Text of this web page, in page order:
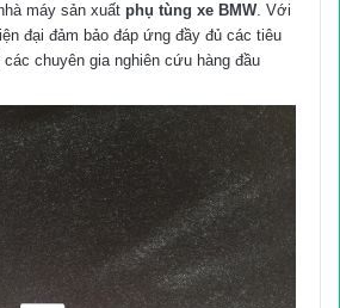
máy sản xuất phụ tùng xe BMW. Với
đại đảm bảo đáp ứng đầy đủ các tiêu
chuyên gia nghiên cứu hàng đầu